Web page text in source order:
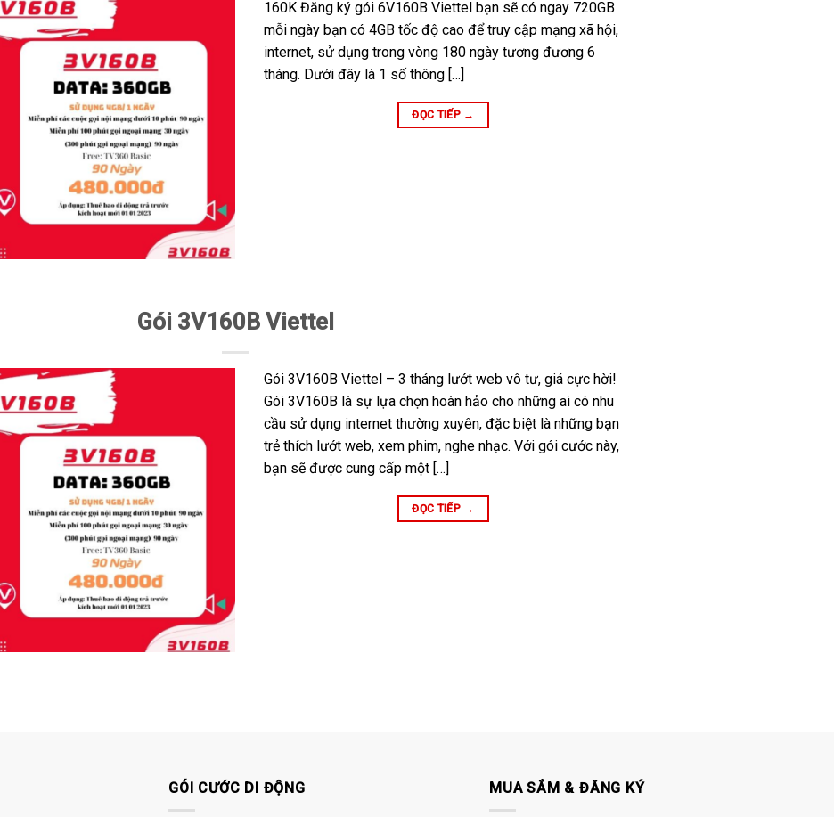
160K Đăng ký gói 6V160B Viettel bạn sẽ có ngay 720GB
mỗi ngày bạn có 4GB tốc độ cao để truy cập mạng xã hội,
internet, sử dụng trong vòng 180 ngày tương đương 6
tháng. Dưới đây là 1 số thông […]
ĐỌC TIẾP →
Gói 3V160B Viettel
Gói 3V160B Viettel – 3 tháng lướt web vô tư, giá cực hời!
Gói 3V160B là sự lựa chọn hoàn hảo cho những ai có nhu
cầu sử dụng internet thường xuyên, đặc biệt là những bạn
trẻ thích lướt web, xem phim, nghe nhạc. Với gói cước này,
bạn sẽ được cung cấp một […]
ĐỌC TIẾP →
GÓI CƯỚC DI ĐỘNG MUA SẮM & ĐĂNG KÝ